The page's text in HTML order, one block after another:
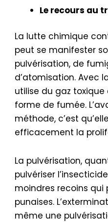
Le recours au
La lutte chimique
peut se manifester
pulvérisation, de
d’atomisation. Avec
utilise du gaz
forme de fumée.
méthode, c’est
efficacement la
La pulvérisation,
pulvériser
moindres recoins qui
punaises.
même une